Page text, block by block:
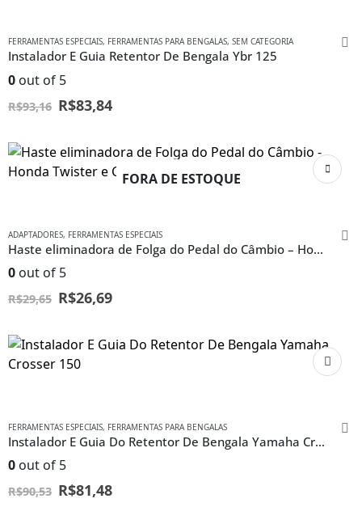
FERRAMENTAS ESPECIAIS, FERRAMENTAS PARA BENGALAS, SEM CATEGORIA
Instalador E Guia Retentor De Bengala Ybr 125
0 out of 5
R$93,16 R$83,84
FORA DE ESTOQUE
ADAPTADORES, FERRAMENTAS ESPECIAIS
Haste eliminadora de Folga do Pedal do Câmbio – Honda Twister e CB 300
0 out of 5
R$29,65 R$26,69
FERRAMENTAS ESPECIAIS, FERRAMENTAS PARA BENGALAS
Instalador E Guia Do Retentor De Bengala Yamaha Crosser 150
0 out of 5
R$90,53 R$81,48